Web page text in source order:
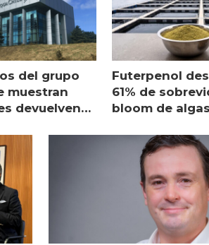
del grupo
muestran
devuelven
Futerpenol
61% de
bloom de